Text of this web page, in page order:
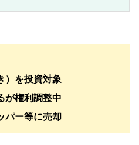
）を投資対象
が権利調整中
パー等に売却